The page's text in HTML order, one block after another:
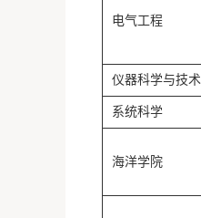
电气工程
仪器科学与技术
系统科学
海洋学院